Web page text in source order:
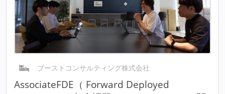
ブーストコンサルティング株式会社
AssociateFDE（ Forward Deployed